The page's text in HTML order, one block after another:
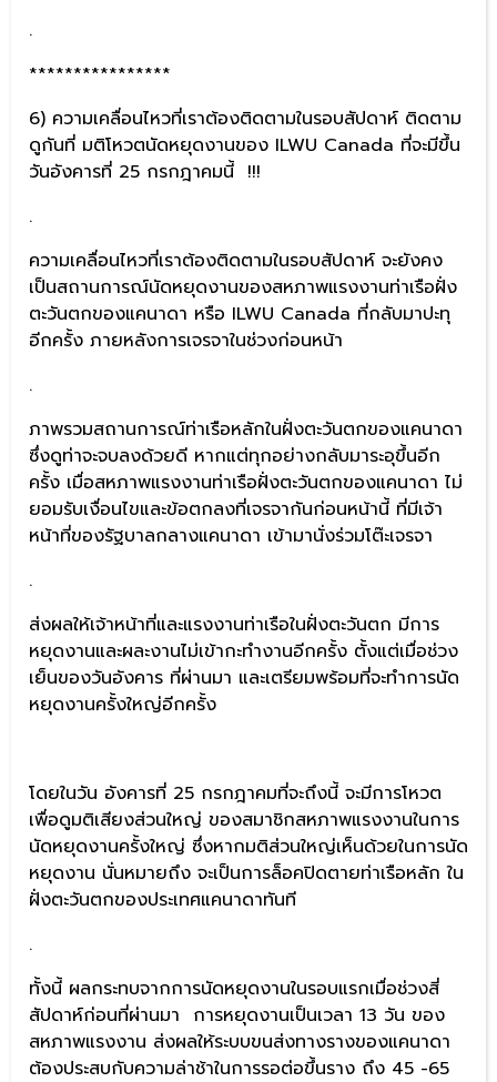
.
****************
6) ความเคลื่อนไหวที่เราต้องติดตามในรอบสัปดาห์ ติดตาม
ดูกันที่ มติโหวตนัดหยุดงานของ ILWU Canada ที่จะมีขึ้น
วันอังคารที่ 25 กรกฎาคมนี้ !!!
.
ความเคลื่อนไหวที่เราต้องติดตามในรอบสัปดาห์ จะยังคง
เป็นสถานการณ์นัดหยุดงานของสหภาพแรงงานท่าเรือฝั่ง
ตะวันตกของแคนาดา หรือ ILWU Canada ที่กลับมาปะทุ
อีกครั้ง ภายหลังการเจรจาในช่วงก่อนหน้า
.
ภาพรวมสถานการณ์ท่าเรือหลักในฝั่งตะวันตกของแคนาดา
ซึ่งดูท่าจะจบลงด้วยดี หากแต่ทุกอย่างกลับมาระอุขึ้นอีก
ครั้ง เมื่อสหภาพแรงงานท่าเรือฝั่งตะวันตกของแคนาดา ไม่
ยอมรับเงื่อนไขและข้อตกลงที่เจรจากันก่อนหน้านี้ ที่มีเจ้า
หน้าที่ของรัฐบาลกลางแคนาดา เข้ามานั่งร่วมโต๊ะเจรจา
.
ส่งผลให้เจ้าหน้าที่และแรงงานท่าเรือในฝั่งตะวันตก มีการ
หยุดงานและผละงานไม่เข้ากะทำงานอีกครั้ง ตั้งแต่เมื่อช่วง
เย็นของวันอังคาร ที่ผ่านมา และเตรียมพร้อมที่จะทำการนัด
หยุดงานครั้งใหญ่อีกครั้ง
โดยในวัน อังคารที่ 25 กรกฎาคมที่จะถึงนี้ จะมีการโหวต
เพื่อดูมติเสียงส่วนใหญ่ ของสมาชิกสหภาพแรงงานในการ
นัดหยุดงานครั้งใหญ่ ซึ่งหากมติส่วนใหญ่เห็นด้วยในการนัด
หยุดงาน นั่นหมายถึง จะเป็นการล็อคปิดตายท่าเรือหลัก ใน
ฝั่งตะวันตกของประเทศแคนาดาทันที
.
ทั้งนี้ ผลกระทบจากการนัดหยุดงานในรอบแรกเมื่อช่วงสี่
สัปดาห์ก่อนที่ผ่านมา การหยุดงานเป็นเวลา 13 วัน ของ
สหภาพแรงงาน ส่งผลให้ระบบขนส่งทางรางของแคนาดา
ต้องประสบกับความล่าช้าในการรอต่อขึ้นราง ถึง 45 -65